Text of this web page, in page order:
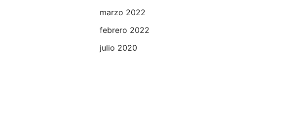
marzo 2022
febrero 2022
julio 2020